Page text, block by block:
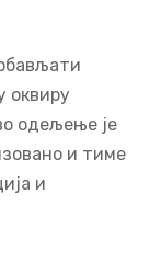
оквиру
одељење је
и тиме
и